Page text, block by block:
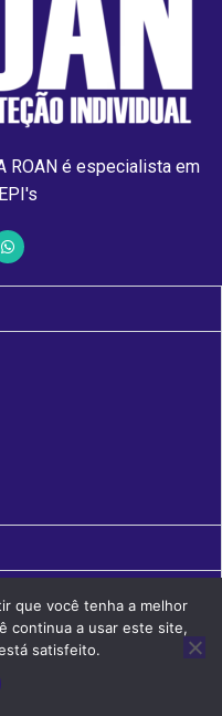
de trabalho.
ROAN é especialista em
por 2023
que você tenha a melhor
continua a usar este site,
satisfeito.